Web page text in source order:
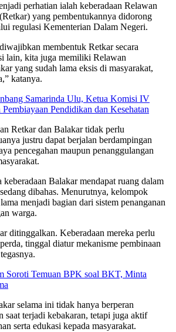
perhatian ialah keberadaan Relawan
yang pembentukannya didorong
regulasi Kementerian Dalam Negeri.
membentuk Retkar secara
lain, kita juga memiliki Relawan
yang sudah lama eksis di masyarakat,
katanya.
Samarinda Ulu, Ketua Komisi IV
Pendidikan dan Kesehatan
Retkar dan Balakar tidak perlu
justru dapat berjalan berdampingan
pencegahan maupun penanggulangan
Balakar mendapat ruang dalam
dibahas. Menurutnya, kelompok
menjadi bagian dari sistem penanganan
warga.
ditinggalkan. Keberadaan mereka perlu
tinggal diatur mekanisme pembinaan
Soroti Temuan BPK soal BKT, Minta
selama ini tidak hanya berperan
saat terjadi kebakaran, tetapi juga aktif
serta edukasi kepada masyarakat.